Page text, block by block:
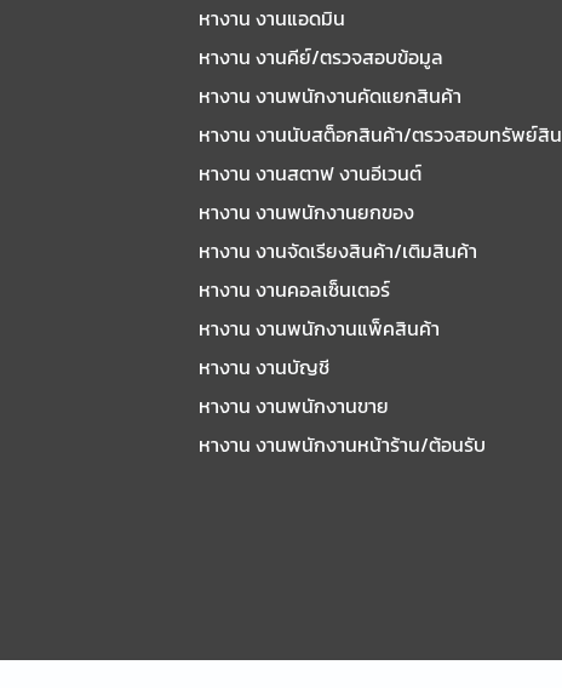
หางาน งานแอดมิน
หางาน งานคีย์/ตรวจสอบข้อมูล
หางาน งานพนักงานคัดแยกสินค้า
หางาน งานนับสต็อกสินค้า/ตรวจสอบทรัพย์สิน
หางาน งานสตาฟ งานอีเวนต์
หางาน งานพนักงานยกของ
หางาน งานจัดเรียงสินค้า/เติมสินค้า
หางาน งานคอลเซ็นเตอร์
หางาน งานพนักงานแพ็คสินค้า
หางาน งานบัญชี
หางาน งานพนักงานขาย
หางาน งานพนักงานหน้าร้าน/ต้อนรับ